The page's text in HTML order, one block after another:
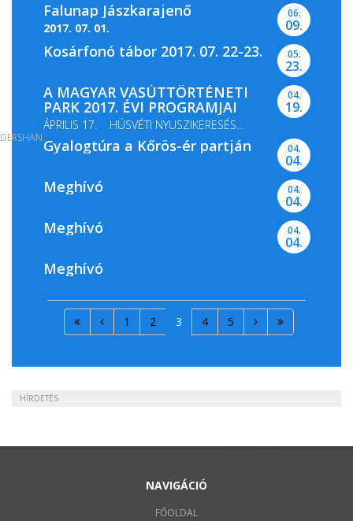
Falunap Jászkarajenő
2017. 07. 01.
06.
09.
Kosárfonó tábor 2017. 07. 22-23. 05.
23.
A MAGYAR VASÚTTÖRTÉNETI
PARK 2017. ÉVI PROGRAMJAI
ÁPRILIS 17. HÚSVÉTI NYUSZIKERESÉS
MÁJUS 13-14. GŐZMOZDONY...
04.
19.
Gyalogtúra a Kőrös-ér partján 04.
04.
Meghívó 04.
04.
Meghívó 04.
04.
Meghívó
1 2 3 4 5
HÍRDETÉS
NAVIGÁCIÓ
FŐOLDAL
DERSHAN